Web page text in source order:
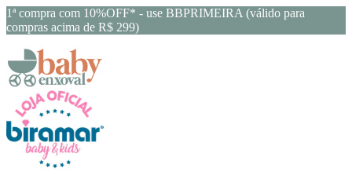
1ª compra com 10%OFF* - use BBPRIMEIRA (válido para
compras acima de R$ 299)